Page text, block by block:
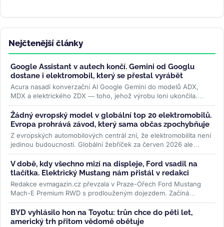
Nejčtenější články
Google Assistant v autech končí. Gemini od Googlu
dostane i elektromobil, který se přestal vyrábět
Acura nasadí konverzační AI Google Gemini do modelů ADX,
MDX a elektrického ZDX — toho, jehož výrobu loni ukončila.
Přidává se k vlně,...>>
Žádný evropský model v globální top 20 elektromobilů.
Evropa prohrává závod, který sama občas zpochybňuje
Z evropských automobilových centrál zní, že elektromobilita není
jedinou budoucností. Globální žebříček za červen 2026 ale
ukazuje...>>
V době, kdy všechno mizí na displeje, Ford vsadil na
tlačítka. Elektrický Mustang nám přistál v redakci
Redakce evmagazin.cz převzala v Praze-Ořech Ford Mustang
Mach-E Premium RWD s prodlouženým dojezdem. Začíná
půlroční test, ve kterém...>>
BYD vyhlásilo hon na Toyotu: trůn chce do pěti let,
americký trh přitom vědomě obětuje